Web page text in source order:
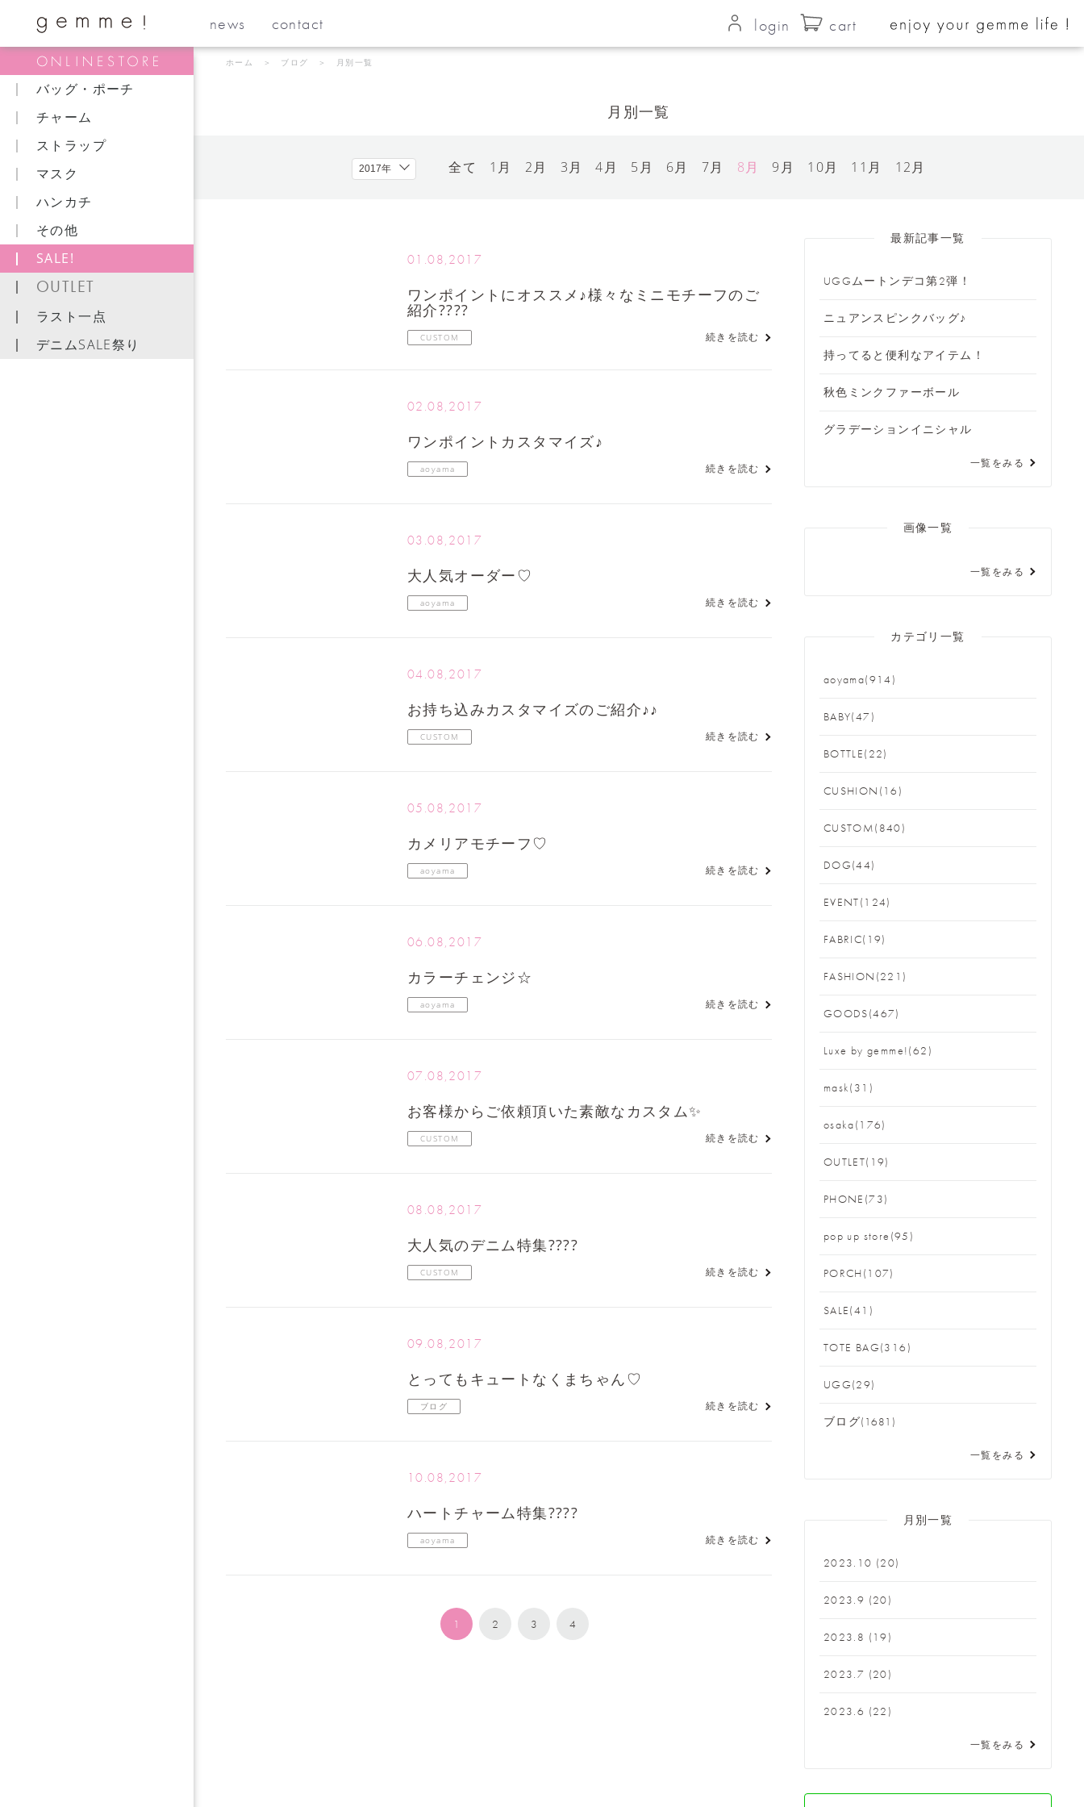
news contact login cart
バッグ・ポーチ
チャーム
ストラップ
マスク
ハンカチ
その他
SALE!
OUTLET
ラスト一点
デニムSALE祭り
ホーム ＞ ブログ ＞ 月別一覧
月別一覧
全て 1月 2月 3月 4月 5月 6月 7月 8月 9月 10月 11月 12月
01.08,2017
ワンポイントにオススメ♪様々なミニモチーフのご
紹介????
CUSTOM 続きを読む
02.08,2017
ワンポイントカスタマイズ♪
aoyama 続きを読む
03.08,2017
大人気オーダー♡
aoyama 続きを読む
04.08,2017
お持ち込みカスタマイズのご紹介♪♪
CUSTOM 続きを読む
05.08,2017
カメリアモチーフ♡
aoyama 続きを読む
06.08,2017
カラーチェンジ☆
aoyama 続きを読む
07.08,2017
お客様からご依頼頂いた素敵なカスタム✨
CUSTOM 続きを読む
08.08,2017
大人気のデニム特集????
CUSTOM 続きを読む
09.08,2017
とってもキュートなくまちゃん♡
ブログ 続きを読む
10.08,2017
ハートチャーム特集????
aoyama 続きを読む
最新記事一覧
UGGムートンデコ第2弾！
ニュアンスピンクバッグ♪
持ってると便利なアイテム！
秋色ミンクファーボール
グラデーションイニシャル
一覧をみる
画像一覧
一覧をみる
カテゴリ一覧
aoyama(914)
BABY(47)
BOTTLE(22)
CUSHION(16)
CUSTOM(840)
DOG(44)
EVENT(124)
FABRIC(19)
FASHION(221)
GOODS(467)
Luxe by gemme!(62)
mask(31)
osaka(176)
OUTLET(19)
PHONE(73)
pop up store(95)
PORCH(107)
SALE(41)
TOTE BAG(316)
UGG(29)
ブログ(1681)
一覧をみる
月別一覧
2023.10 (20)
2023.9 (20)
2023.8 (19)
2023.7 (20)
2023.6 (22)
一覧をみる
1 2 3 4